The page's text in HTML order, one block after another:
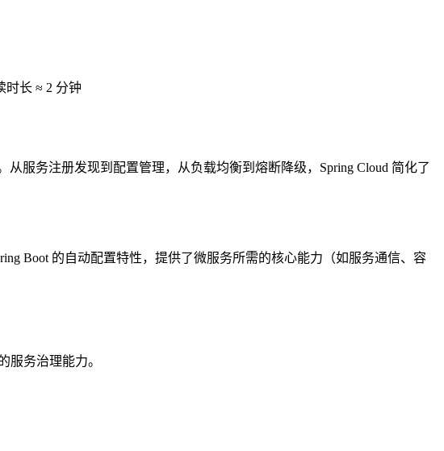
时长 ≈ 2 分钟
服务注册发现到配置管理，从负载均衡到熔断降级，Spring Cloud 简化了
Boot 的自动配置特性，提供了微服务所需的核心能力（如服务通信、容
服务治理能力。